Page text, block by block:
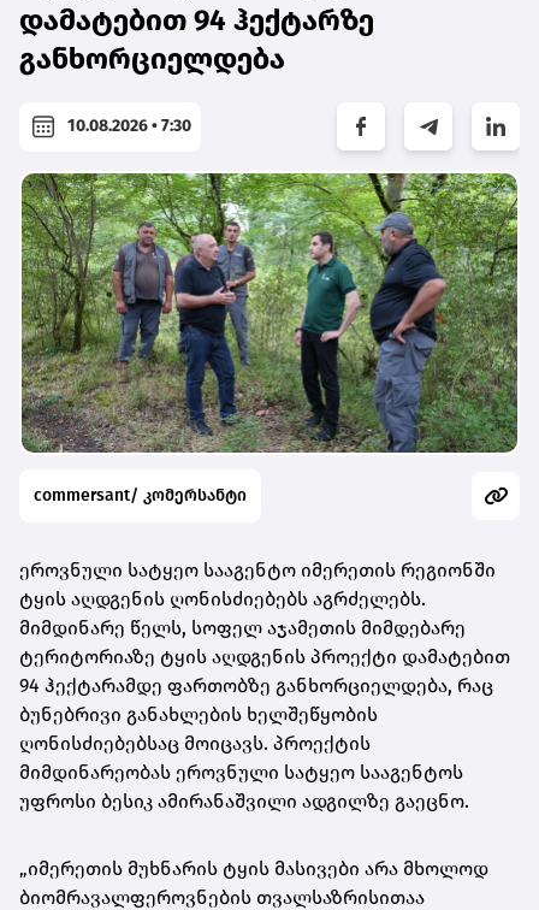
დამატებით 94 ჰექტარზე
განხორციელდება
10.08.2026 • 7:30
commersant/ კომერსანტი
ეროვნული სატყეო სააგენტო იმერეთის რეგიონში
ტყის აღდგენის ღონისძიებებს აგრძელებს.
მიმდინარე წელს, სოფელ აჯამეთის მიმდებარე
ტერიტორიაზე ტყის აღდგენის პროექტი დამატებით
94 ჰექტარამდე ფართობზე განხორციელდება, რაც
ბუნებრივი განახლების ხელშეწყობის
ღონისძიებებსაც მოიცავს. პროექტის
მიმდინარეობას ეროვნული სატყეო სააგენტოს
უფროსი ბესიკ ამირანაშვილი ადგილზე გაეცნო.
„იმერეთის მუხნარის ტყის მასივები არა მხოლოდ
ბიომრავალფეროვნების თვალსაზრისითაა